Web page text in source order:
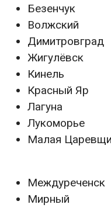
Безенчук
Волжский
Димитровград
Жигулёвск
Кинель
Красный Яр
Лагуна
Лукоморье
Малая
Междуреченск
Мирный